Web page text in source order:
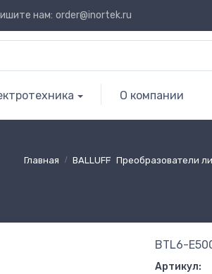
нам: order@inortek.ru
О компании
Главная BALLUFF Преобразователи
BTL6-
Артикул: